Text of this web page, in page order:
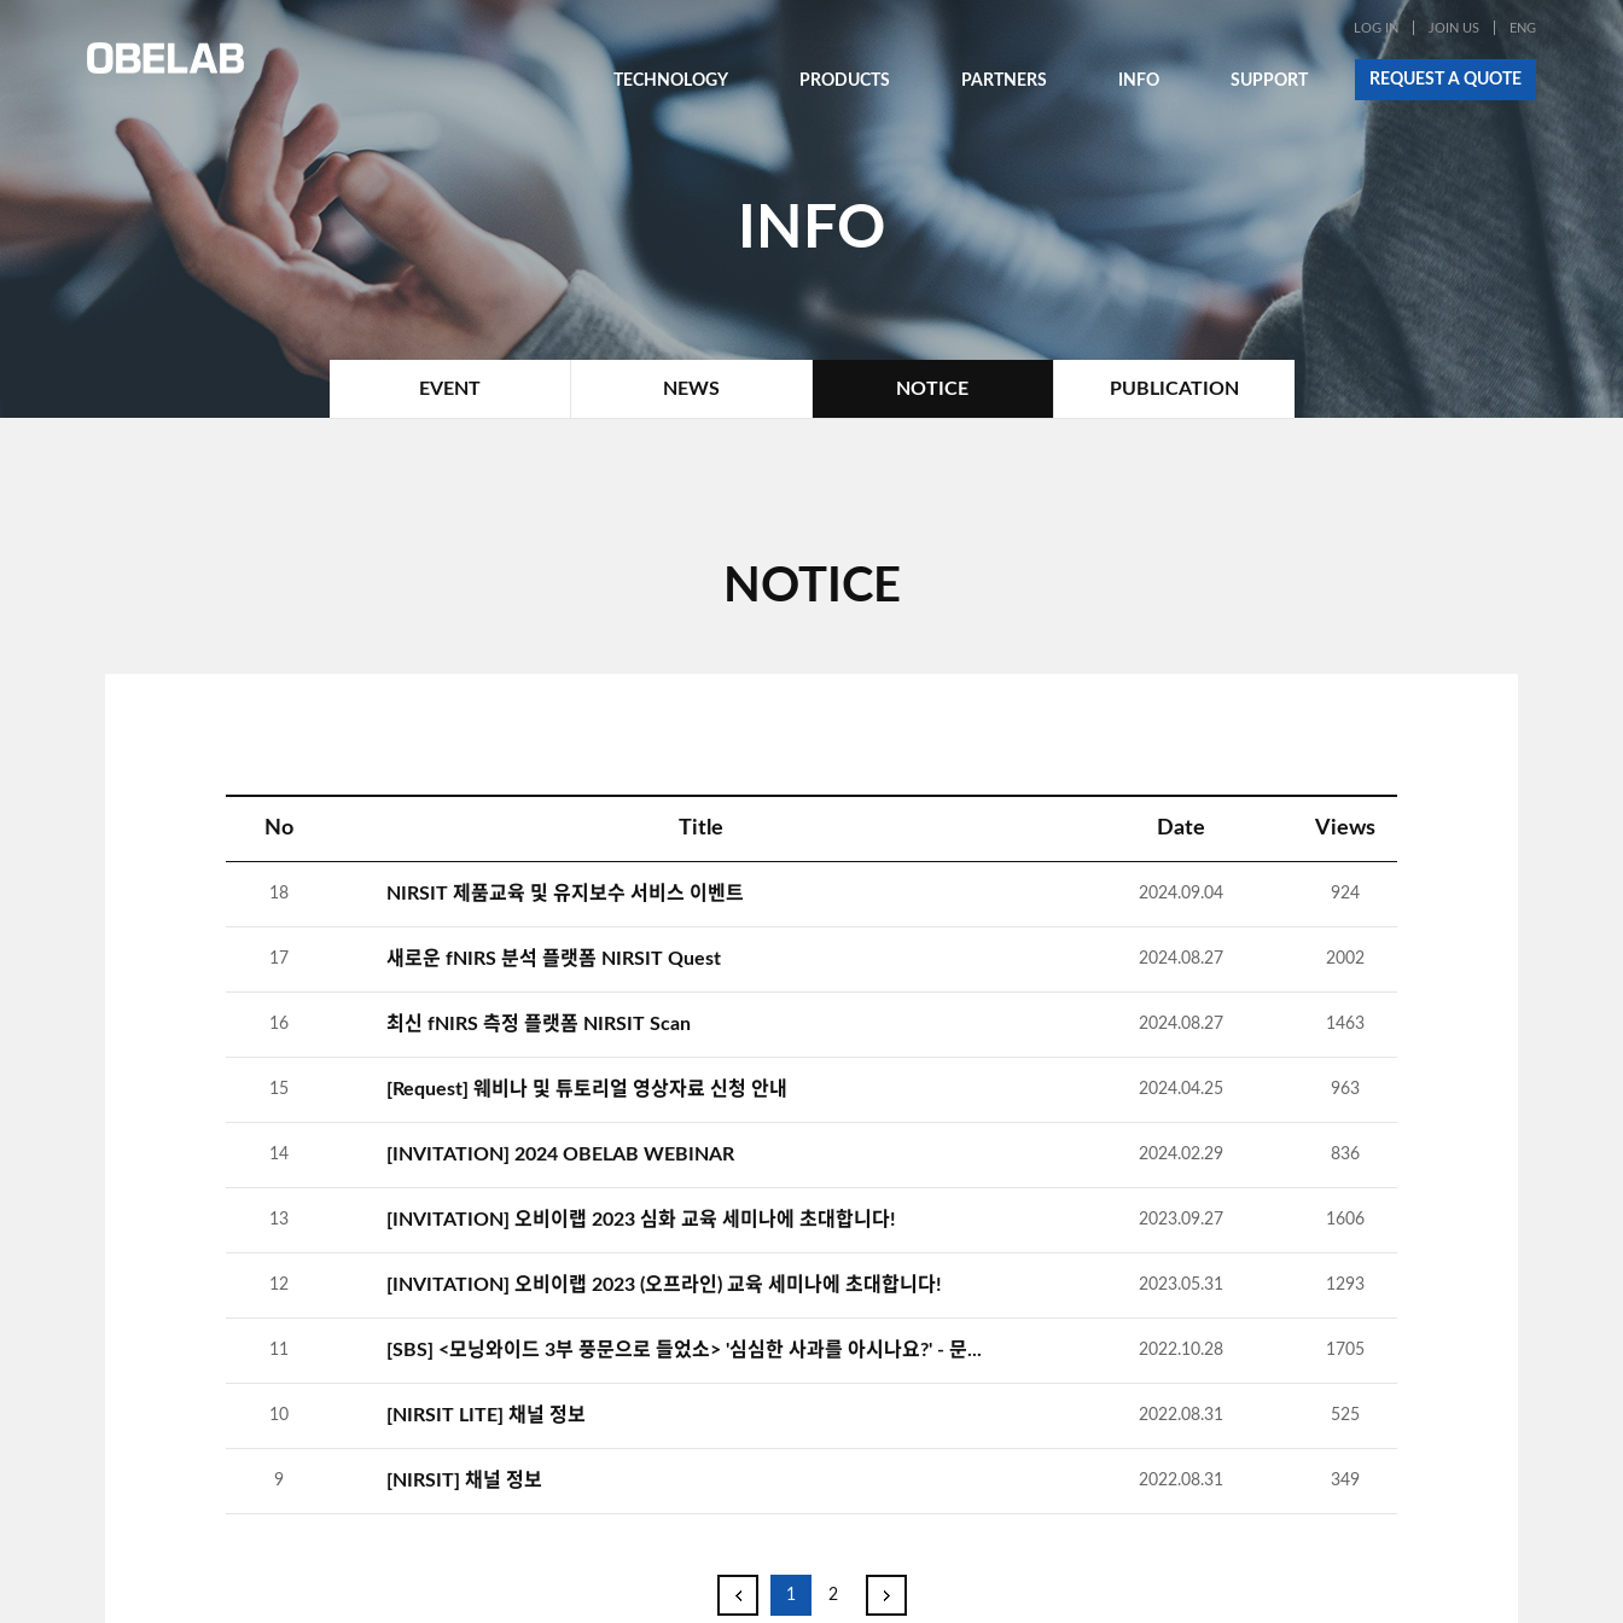
TECHNOLOGY PRODUCTS PARTNERS INFO SUPPORT REQUEST A QUOTE
LOG IN JOIN US ENG
INFO
EVENT NEWS NOTICE PUBLICATION
NOTICE
No Title Date Views
18 NIRSIT 제품교육 및 유지보수 서비스 이벤트 2024.09.04 924
17 새로운 fNIRS 분석 플랫폼 NIRSIT Quest 2024.08.27 2002
16 최신 fNIRS 측정 플랫폼 NIRSIT Scan 2024.08.27 1463
15 [Request] 웨비나 및 튜토리얼 영상자료 신청 안내 2024.04.25 963
14 [INVITATION] 2024 OBELAB WEBINAR 2024.02.29 836
13 [INVITATION] 오비이랩 2023 심화 교육 세미나에 초대합니다! 2023.09.27 1606
12 [INVITATION] 오비이랩 2023 (오프라인) 교육 세미나에 초대합니다! 2023.05.31 1293
11 [SBS] <모닝와이드 3부 풍문으로 들었소> '심심한 사과를 아시나요?' - 문... 2022.10.28 1705
10 [NIRSIT LITE] 채널 정보 2022.08.31 525
9 [NIRSIT] 채널 정보 2022.08.31 349
1 2